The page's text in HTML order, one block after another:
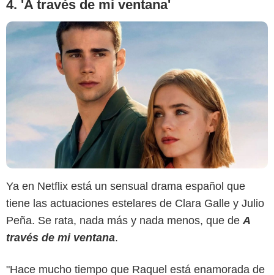
4. 'A través de mi ventana'
Ya en Netflix está un sensual drama español que
tiene las actuaciones estelares de Clara Galle y Julio
Peña. Se rata, nada más y nada menos, que deA
través de mi ventana.
"Hace mucho tiempo que Raquel está enamorada de